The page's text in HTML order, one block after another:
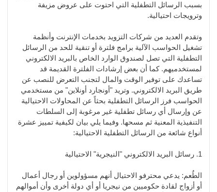
بسبب الرسائل التطفلية التي احتوت على عروض مزيفة
وترويجات احتيالية.
وتقدم العديد من شركات التزويد بخدمات الإنترنت وأنظمة
تشغيل الحواسب الآلية برامج فلترة أو تنقية للحد من الرسائل
التطفلية التي تصل لصندوق الوارد الخاص بالبريد الالكتروني
لمستخدميهم. كما أن بعض إرشادات الفلترة القديمة قد
تساعدك على توفير الوقت والمال لتجنب التعرض للنصب عن
طريق البريد الالكتروني. وتريد "أونجارد أونلاين" من مستخدمي
الحواسب فرز الرسائل التطفلية بحثاً عن المحاولات الاحتيالية
عن وإرسال أي رسائل تطفلية غير مرغوبة إلى السلطات
التنفيذية المعنية ثم مسحها. وفيما يلي بيان لكيفية تمييز عشرة
أنواع شائعة من الرسائل التطفلية الاحتيالية:
1. رسائل البريد الالكتروني "النيجرية" الاحتيالية
الطُعم: يدعي محترفو الاحتيال أنهم مسؤولوين أو رجال أعمال
أو أزواج لقادة حكوميين من نيجريا أو أي دولة أخرى وأن أموالهم